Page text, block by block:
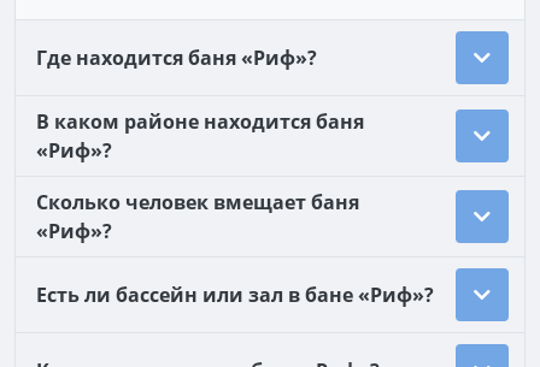
Где находится баня «Риф»?
В каком районе находится баня
«Риф»?
Сколько человек вмещает баня
«Риф»?
Есть ли бассейн или зал в бане «Риф»?